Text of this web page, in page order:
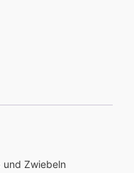
und Zwiebeln